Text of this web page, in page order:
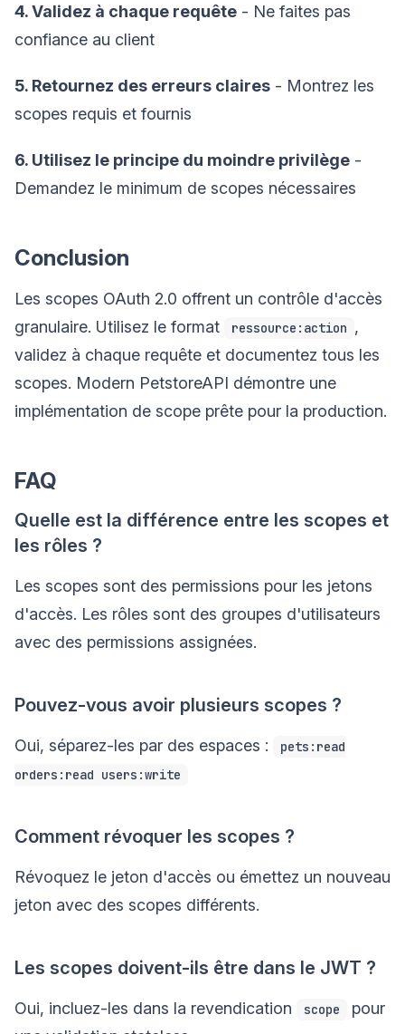
4. Validez à chaque requête - Ne faites pas
confiance au client
5. Retournez des erreurs claires - Montrez les
scopes requis et fournis
6. Utilisez le principe du moindre privilège -
Demandez le minimum de scopes nécessaires
Conclusion
Les scopes OAuth 2.0 offrent un contrôle d'accès
granulaire. Utilisez le format
ressource:action ,
validez à chaque requête et documentez tous les
scopes. Modern PetstoreAPI démontre une
implémentation de scope prête pour la production.
FAQ
Quelle est la différence entre les scopes et
les rôles ?
Les scopes sont des permissions pour les jetons
d'accès. Les rôles sont des groupes d'utilisateurs
avec des permissions assignées.
Pouvez-vous avoir plusieurs scopes ?
Oui, séparez-les par des espaces :
pets:read
orders:read users:write
Comment révoquer les scopes ?
Révoquez le jeton d'accès ou émettez un nouveau
jeton avec des scopes différents.
Les scopes doivent-ils être dans le JWT ?
Oui, incluez-les dans la revendication scope
pour